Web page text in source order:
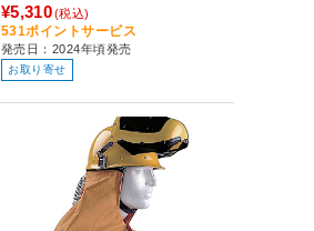
¥5,310(税込)
531ポイントサービス
発売日：2024年頃発売
お取り寄せ